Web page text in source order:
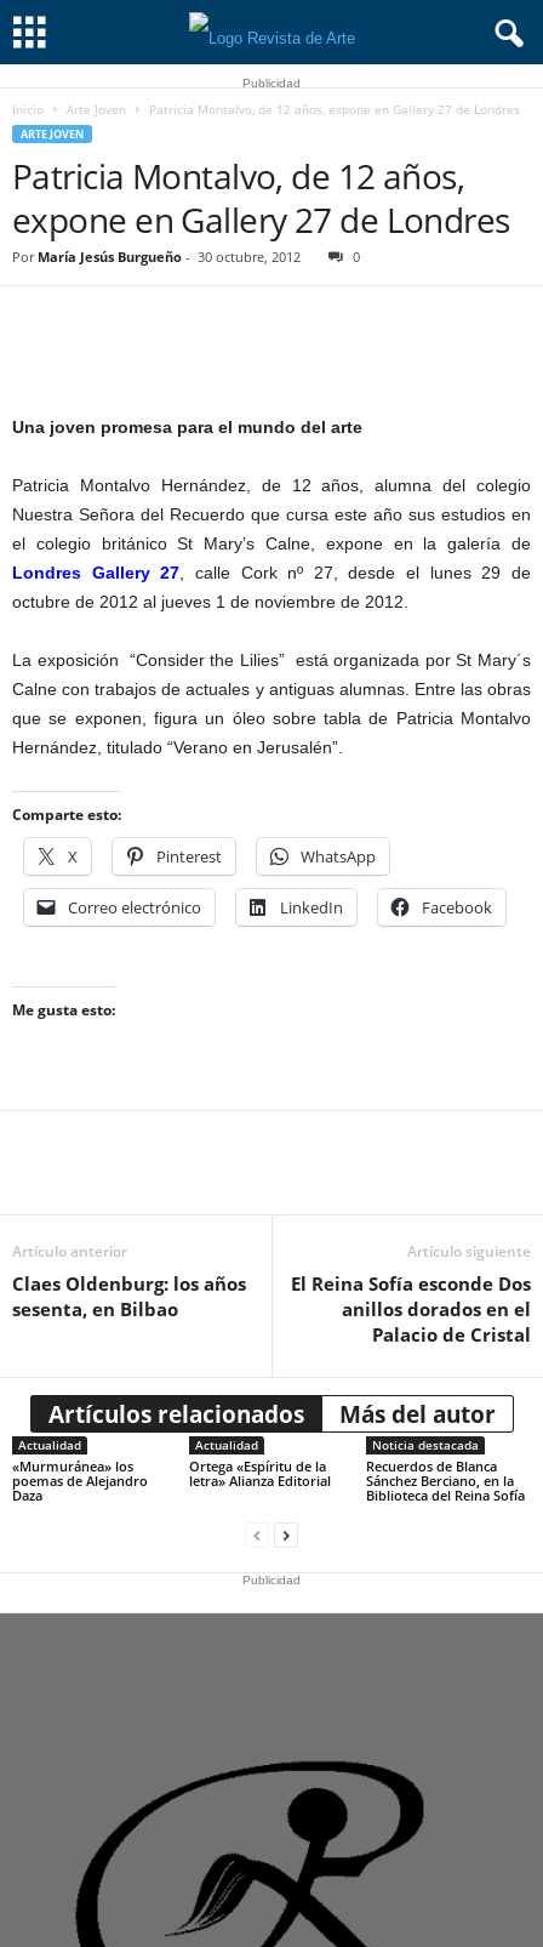
Publicidad
Inicio Arte Joven Patricia Montalvo, de 12 años, expone en Gallery 27 de Londres
ARTE JOVEN
Patricia Montalvo, de 12 años,
expone en Gallery 27 de Londres
Por María Jesús Burgueño - 30 octubre, 2012 0
Una joven promesa para el mundo del arte
Patricia Montalvo Hernández, de 12 años, alumna del colegio
Nuestra Señora del Recuerdo que cursa este año sus estudios en
el colegio británico St Mary’s Calne, expone en la galería de
Londres Gallery 27 , calle Cork nº 27, desde el lunes 29 de
octubre de 2012 al jueves 1 de noviembre de 2012.
La exposición “Consider the Lilies” está organizada por St Mary´s
Calne con trabajos de actuales y antiguas alumnas. Entre las obras
que se exponen, figura un óleo sobre tabla de Patricia Montalvo
Hernández, titulado “Verano en Jerusalén”.
Comparte esto:
X Pinterest WhatsApp
Correo electrónico LinkedIn Facebook
Me gusta esto:
Artículo anterior
Claes Oldenburg: los años
sesenta, en Bilbao
Artículo siguiente
El Reina Sofía esconde Dos
anillos dorados en el
Palacio de Cristal
Artículos relacionados Más del autor
Actualidad
«Murmuránea» los
poemas de Alejandro
Daza
Actualidad
Ortega «Espíritu de la
letra» Alianza Editorial
Noticia destacada
Recuerdos de Blanca
Sánchez Berciano, en la
Biblioteca del Reina Sofía
Publicidad